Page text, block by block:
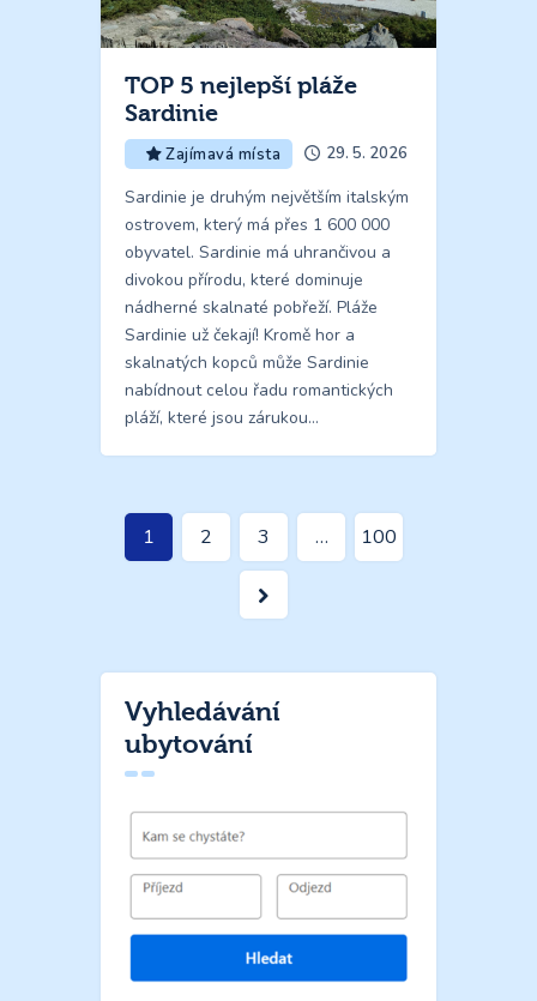
TOP 5 nejlepší pláže
Sardinie
Zajímavá místa 29. 5. 2026
Sardinie je druhým největším italským
ostrovem, který má přes 1 600 000
obyvatel. Sardinie má uhrančivou a
divokou přírodu, které dominuje
nádherné skalnaté pobřeží. Pláže
Sardinie už čekají! Kromě hor a
skalnatých kopců může Sardinie
nabídnout celou řadu romantických
pláží, které jsou zárukou…
Stránkování
příspěvků
Page
1 Page
2 Page
3 … Page
100
Vyhledávání
ubytování